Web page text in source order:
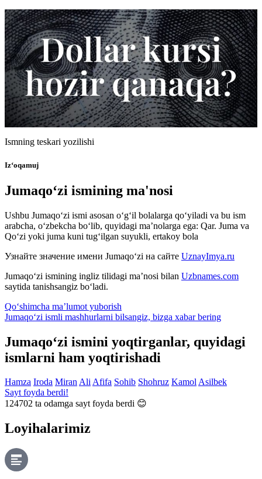
Ismning teskari yozilishi
Iz‘oqamuj
Jumaqo‘zi ismining ma'nosi
Ushbu Jumaqo‘zi ismi asosan o‘g‘il bolalarga qo‘yiladi va bu ism
arabcha, o‘zbekcha bo‘lib, quyidagi ma’nolarga ega: Qar. Juma va
Qo‘zi yoki juma kuni tug‘ilgan suyukli, ertakoy bola
Узнайте значение имени Jumaqo‘zi на сайте UznayImya.ru
Jumaqo‘zi ismining ingliz tilidagi ma’nosi bilan Uzbnames.com
saytida tanishsangiz bo‘ladi.
Qo‘shimcha ma’lumot yuborish
Jumaqo‘zi ismli mashhurlarni bilsangiz, bizga xabar bering
Jumaqo‘zi ismini yoqtirganlar, quyidagi
ismlarni ham yoqtirishadi
Hamza Iroda MiranAliAfifa Sohib Shohruz KamolAsilbek
Sayt foyda berdi!
124702 ta odamga sayt foyda berdi 😊
Loyihalarimiz